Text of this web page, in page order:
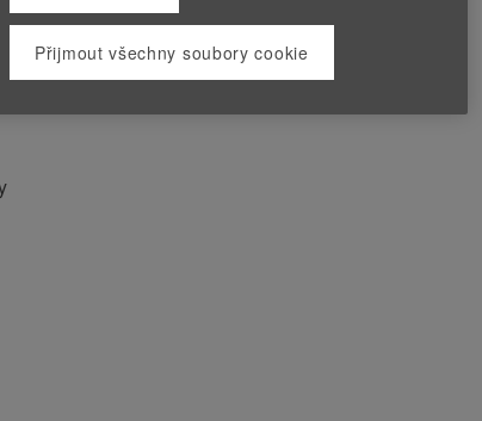
Přijmout všechny soubory cookie